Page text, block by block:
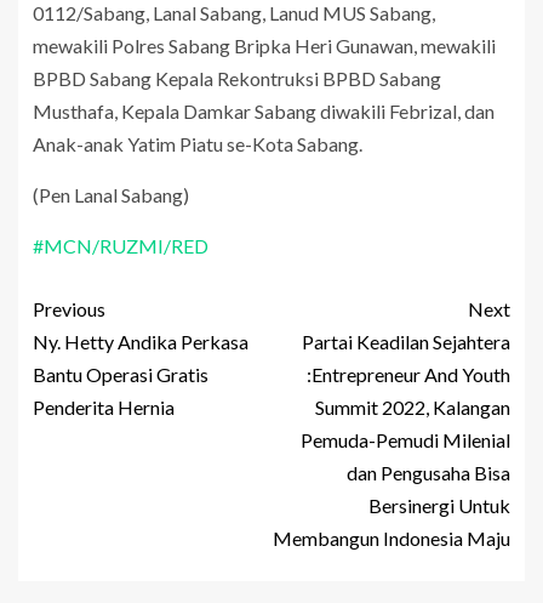
0112/Sabang, Lanal Sabang, Lanud MUS Sabang,
mewakili Polres Sabang Bripka Heri Gunawan, mewakili
BPBD Sabang Kepala Rekontruksi BPBD Sabang
Musthafa, Kepala Damkar Sabang diwakili Febrizal, dan
Anak-anak Yatim Piatu se-Kota Sabang.
(Pen Lanal Sabang)
#MCN/RUZMI/RED
Previous
Ny. Hetty Andika Perkasa
Bantu Operasi Gratis
Penderita Hernia
Next
Partai Keadilan Sejahtera
:Entrepreneur And Youth
Summit 2022, Kalangan
Pemuda-Pemudi Milenial
dan Pengusaha Bisa
Bersinergi Untuk
Membangun Indonesia Maju